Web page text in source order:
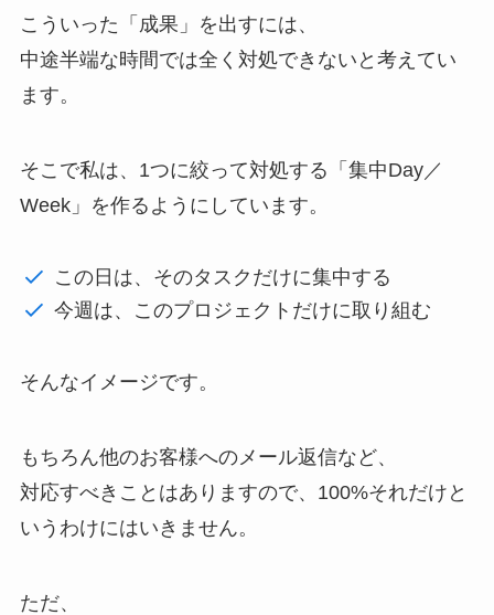
こういった「成果」を出すには、
中途半端な時間では全く対処できないと考えてい
ます。
そこで私は、1つに絞って対処する「集中Day／
Week」を作るようにしています。
この日は、そのタスクだけに集中する
今週は、このプロジェクトだけに取り組む
そんなイメージです。
もちろん他のお客様へのメール返信など、
対応すべきことはありますので、100%それだけと
いうわけにはいきません。
ただ、